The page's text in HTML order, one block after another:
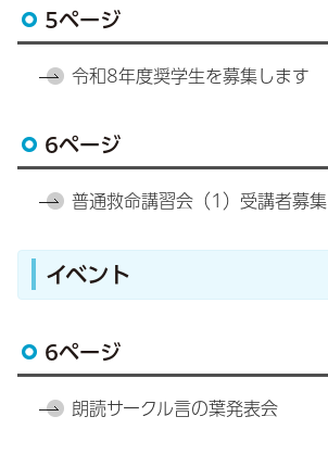
5ページ
令和8年度奨学生を募集します
6ページ
普通救命講習会（1）受講者募集
イベント
6ページ
朗読サークル言の葉発表会